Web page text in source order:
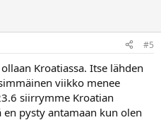
#5
Kroatiassa. Itse lähden
viikko menee
siirrymme Kroatian
pysty antamaan kun olen